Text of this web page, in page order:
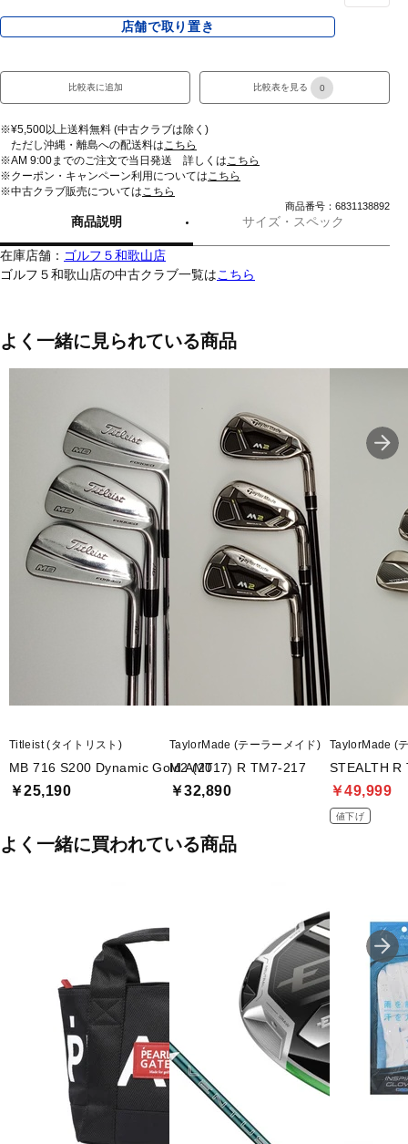
店舗で取り置き
比較表に追加 比較表を見る 0
※¥5,500以上送料無料 (中古クラブは除く)
ただし沖縄・離島への配送料はこちら
※AM 9:00までのご注文で当日発送 詳しくはこちら
※クーポン・キャンペーン利用についてはこちら
※中古クラブ販売についてはこちら
商品番号：6831138892
商品説明 サイズ・スペック
在庫店舗： ゴルフ５和歌山店
ゴルフ５和歌山店の中古クラブ一覧はこちら
よく一緒に見られている商品
Titleist (タイトリスト)
MB 716 S200 Dynamic Gold AMT
￥25,190
TaylorMade (テーラーメイド)
M2 (2017) R TM7-217
￥32,890
TaylorMade (
STEALTH R
￥49,999
値下げ
よく一緒に買われている商品